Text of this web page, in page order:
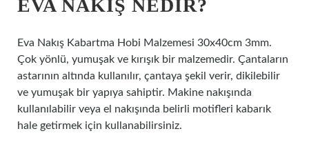
EVA NAKIŞ NEDIR?
Eva Nakış Kabartma Hobi Malzemesi 30x40cm 3mm.
Çok yönlü, yumuşak ve kırışık bir malzemedir. Çantaların
astarının altında kullanılır, çantaya şekil verir, dikilebilir
ve yumuşak bir yapıya sahiptir. Makine nakışında
kullanılabilir veya el nakışında belirli motifleri kabarık
hale getirmek için kullanabilirsiniz.